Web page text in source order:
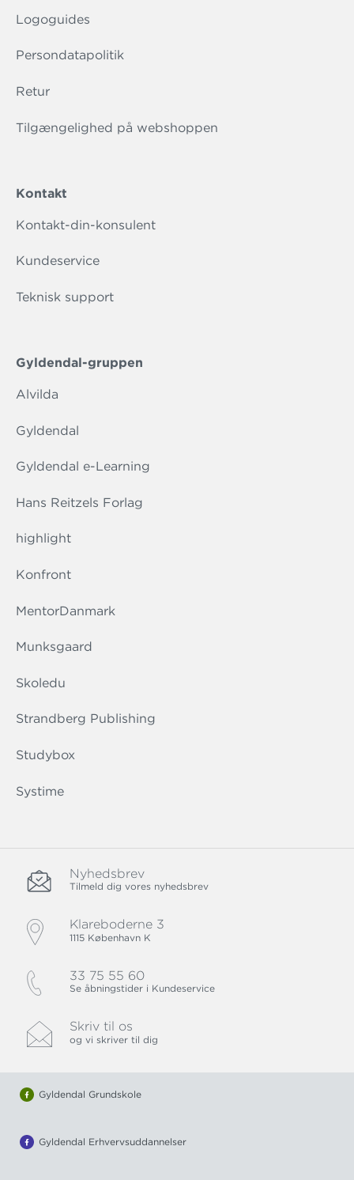
Logoguides
Persondatapolitik
Retur
Tilgængelighed på webshoppen
Kontakt
Kontakt-din-konsulent
Kundeservice
Teknisk support
Gyldendal-gruppen
Alvilda
Gyldendal
Gyldendal e-Learning
Hans Reitzels Forlag
highlight
Konfront
MentorDanmark
Munksgaard
Skoledu
Strandberg Publishing
Studybox
Systime
Nyhedsbrev
Tilmeld dig vores nyhedsbrev
Klareboderne 3
1115 København K
33 75 55 60
Se åbningstider i Kundeservice
Skriv til os
og vi skriver til dig
Gyldendal Grundskole
Gyldendal Erhvervsuddannelser